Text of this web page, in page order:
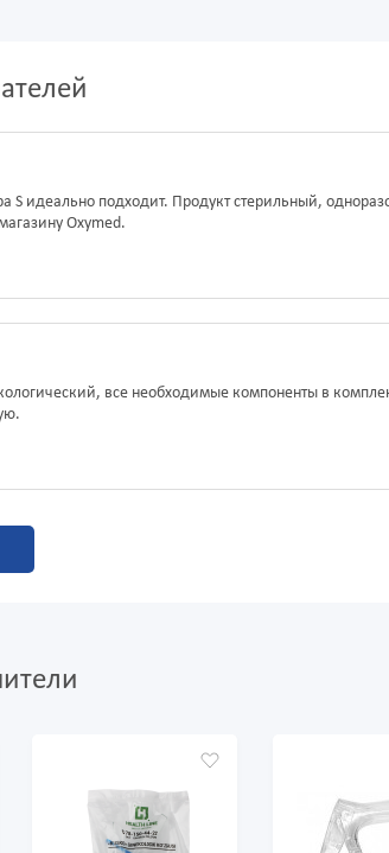
S идеально подходит. Продукт стерильный,
Oxymed.
все необходимые компоненты в